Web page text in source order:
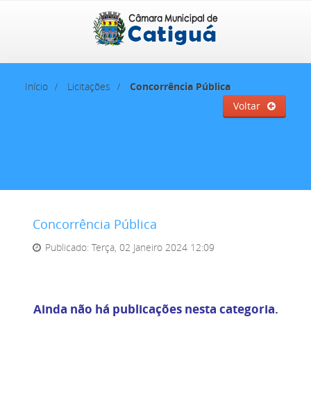
Início Licitações
Concorrência Pública
Voltar
Concorrência Pública
Publicado: Terça, 02 Janeiro 2024 12:09
Ainda não há publicações nesta categoria.